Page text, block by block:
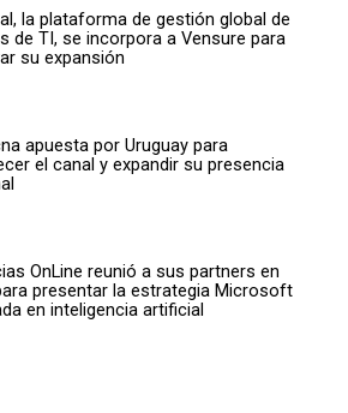
la plataforma de gestión global de
de TI, se incorpora a Vensure para
su expansión
apuesta por Uruguay para
el canal y expandir su presencia
OnLine reunió a sus partners en
presentar la estrategia Microsoft
en inteligencia artificial